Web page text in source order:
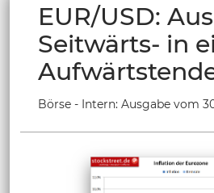
EUR/USD:
Seitwärts- in
Börse - Intern: Ausgabe vom